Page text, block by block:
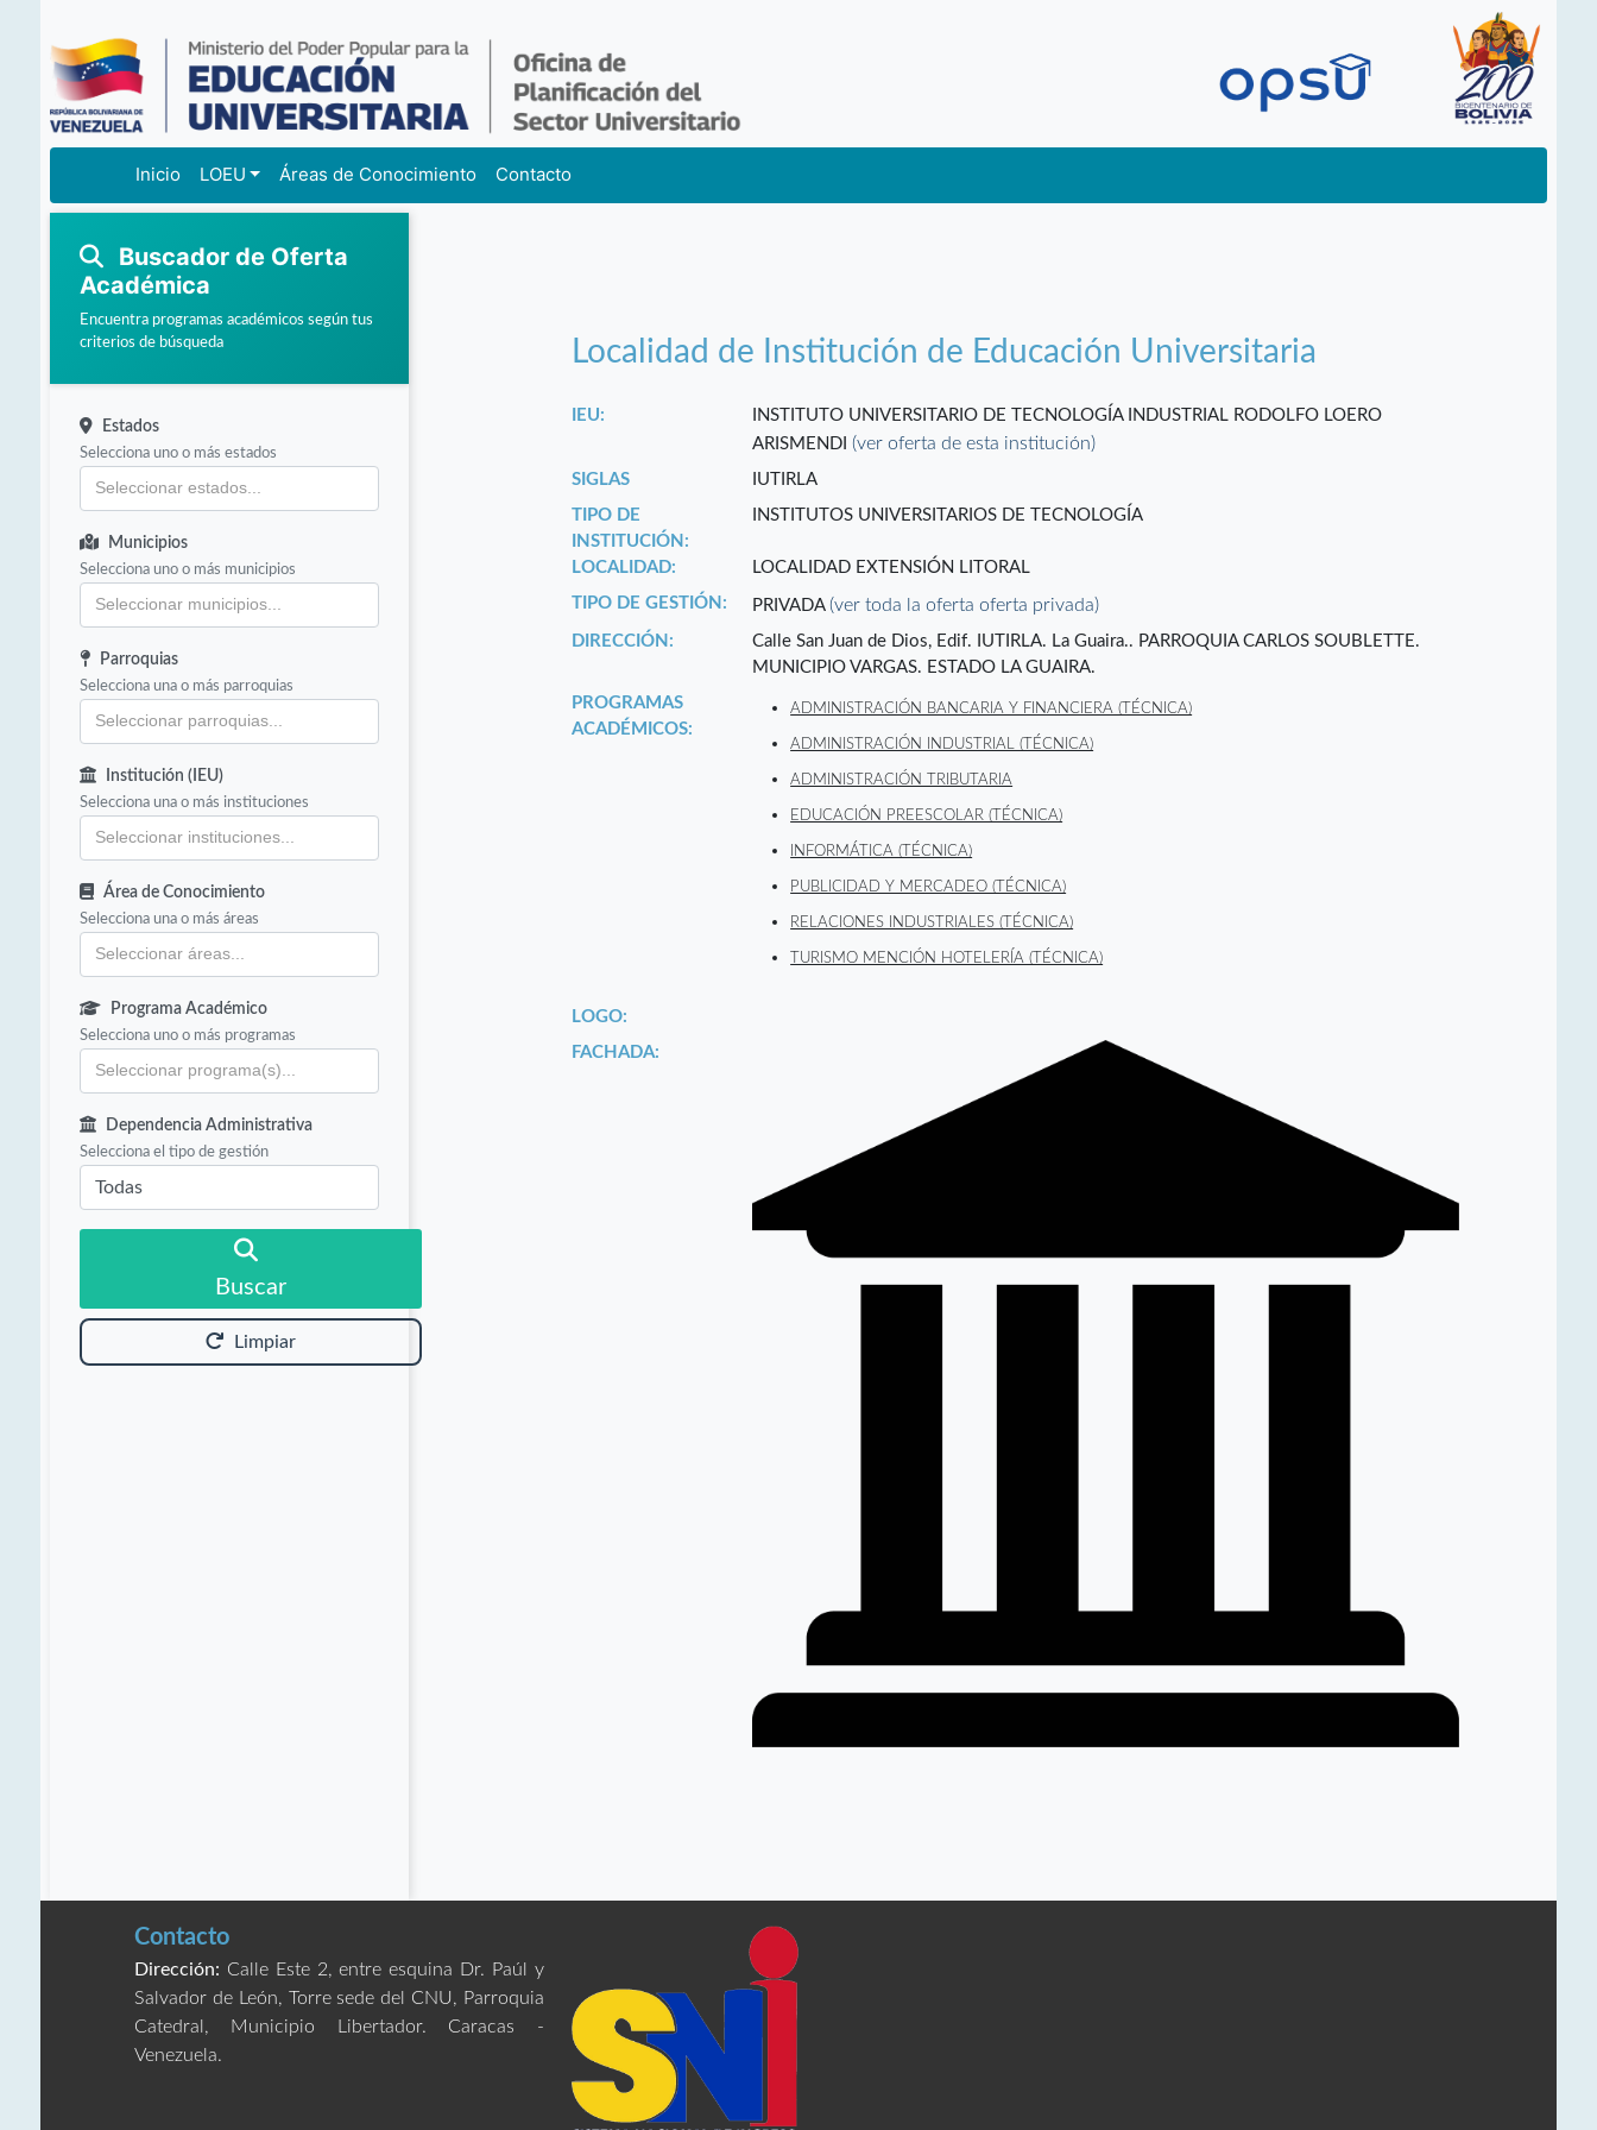
Inicio LOEU Áreas de Conocimiento Contacto
Buscador de Oferta
Académica
Encuentra programas académicos según tus
criterios de búsqueda
Estados
Selecciona uno o más estados
Municipios
Selecciona uno o más municipios
Parroquias
Selecciona una o más parroquias
Institución (IEU)
Selecciona una o más instituciones
Área de Conocimiento
Selecciona una o más áreas
Programa Académico
Selecciona uno o más programas
Dependencia Administrativa
Selecciona el tipo de gestión
Buscar
Limpiar
Localidad de Institución de Educación Universitaria
IEU:
INSTITUTO UNIVERSITARIO DE TECNOLOGÍA INDUSTRIAL RODOLFO LOERO
ARISMENDI(ver oferta de esta institución)
SIGLAS
IUTIRLA
TIPO DE
INSTITUCIÓN:
INSTITUTOS UNIVERSITARIOS DE TECNOLOGÍA
LOCALIDAD:
LOCALIDAD EXTENSIÓN LITORAL
TIPO DE GESTIÓN:
PRIVADA(ver toda la oferta oferta privada)
DIRECCIÓN:
Calle San Juan de Dios, Edif. IUTIRLA. La Guaira.. PARROQUIA CARLOS SOUBLETTE.
MUNICIPIO VARGAS. ESTADO LA GUAIRA.
PROGRAMAS
ACADÉMICOS:
ADMINISTRACIÓN BANCARIA Y FINANCIERA (TÉCNICA)
ADMINISTRACIÓN INDUSTRIAL (TÉCNICA)
ADMINISTRACIÓN TRIBUTARIA
EDUCACIÓN PREESCOLAR (TÉCNICA)
INFORMÁTICA (TÉCNICA)
PUBLICIDAD Y MERCADEO (TÉCNICA)
RELACIONES INDUSTRIALES (TÉCNICA)
TURISMO MENCIÓN HOTELERÍA (TÉCNICA)
LOGO:
FACHADA:
Contacto
Dirección: Calle Este 2, entre esquina Dr. Paúl y
Salvador de León, Torre sede del CNU, Parroquia
Catedral, Municipio Libertador. Caracas -
Venezuela.